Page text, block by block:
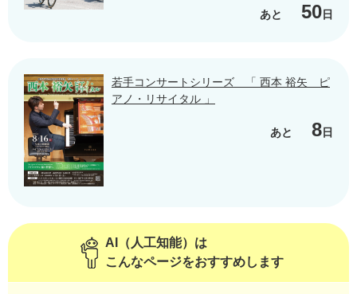
あと 50日
若手コンサートシリーズ 「 西本 裕矢 ピ
アノ・リサイタル 」
あと 8日
AI（人工知能）は
こんなページをおすすめします